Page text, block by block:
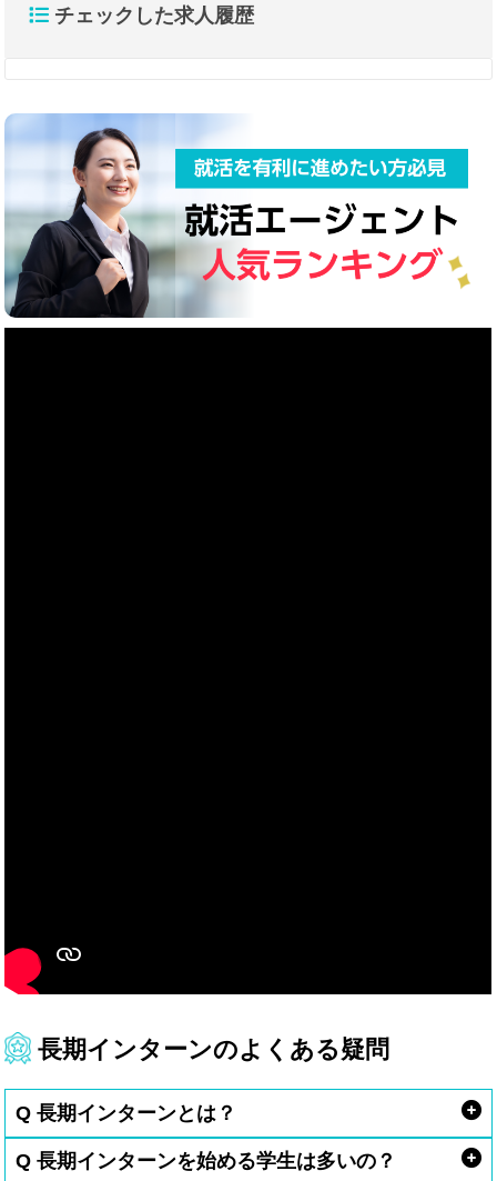
チェックした求人履歴
長期インターンのよくある疑問
Q 長期インターンとは？
Q 長期インターンを始める学生は多いの？